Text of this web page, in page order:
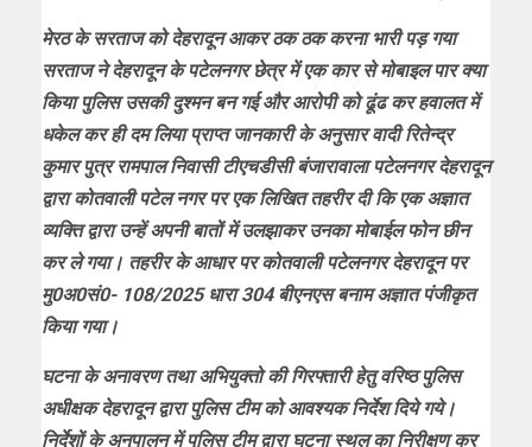
मेरठ के सरताज को देहरादून आकर ठक ठक करना भारी पड़ गया
सरताज ने देहरादून के पटेलनगर छेत्र में एक कार से मोबाइल पार क्या
किया पुलिस उसकी दुश्मन बन गई और आरोपी को ढूंढ कर हवालत में
धकेल कर ही दम लिया प्राप्त जानकारी के अनुसार वादी रितेन्द्र
कुमार पुत्र रामपाल निवासी टीएचडीसी बंजारावाला पटेलनगर देहरादून
द्वारा कोतवाली पटेल नगर पर एक लिखित तहरीर दी कि एक अज्ञात
व्यक्ति द्वारा उन्हें अपनी बातों में उलझाकर उनका मोबाईल फोन छीन
कर ले गया। तहरीर के आधार पर कोतवाली पटेलनगर देहरादून पर
मु0अ0सं0- 108/2025 धारा 304 बीएनएस बनाम अज्ञात पंजीकृत
किया गया।
घटना के अनावरण तथा अभियुक्तो की गिरफ्तारी हेतु वरिष्ठ पुलिस
अधीक्षक देहरादून द्वारा पुलिस टीम को आवश्यक निर्देश दिये गये।
निर्देशों के अनुपालन में पुलिस टीम द्वारा घटना स्थल का निरीक्षण कर